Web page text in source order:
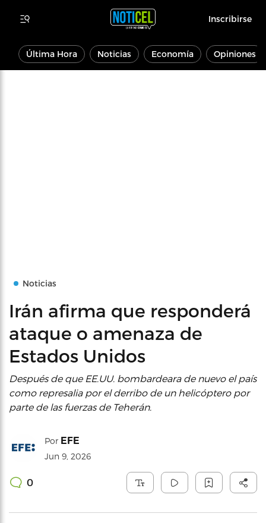
Inscribirse
Última Hora Noticias Economía Opiniones
Noticias
Irán afirma que responderá
ataque o amenaza de
Estados Unidos
Después de que EE.UU. bombardeara de nuevo el país
como represalia por el derribo de un helicóptero por
parte de las fuerzas de Teherán.
Por EFE
Jun 9, 2026
0